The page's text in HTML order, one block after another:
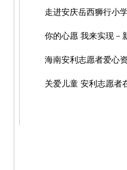
走进安庆岳西狮行小
你的心愿 我来实现－
海南安利志愿者爱心
关爱儿童 安利志愿者